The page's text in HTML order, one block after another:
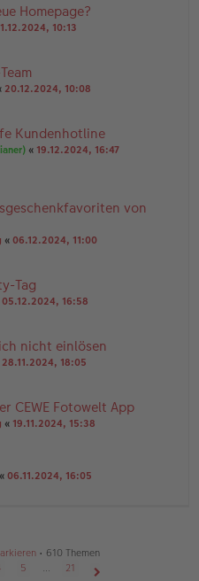
Homepage?
10:13
20.12.2024, 10:08
Kundenhotline
« 19.12.2024, 16:47
von
« 06.12.2024, 11:00
Tag
05.12.2024, 16:58
nicht einlösen
28.11.2024, 18:05
CEWE Fotowelt App
« 19.11.2024, 15:38
« 06.11.2024, 16:05
• 610 Themen
5 …
21